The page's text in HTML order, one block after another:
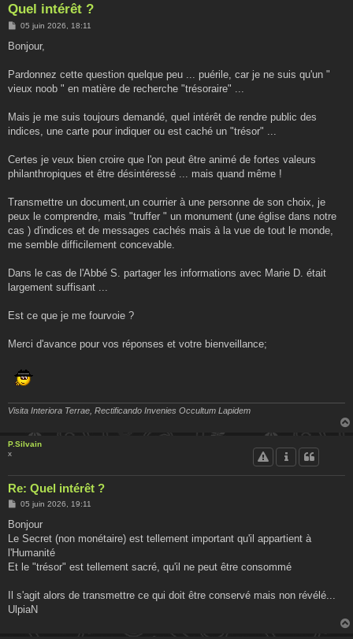
Quel intérêt ?
M
s
g
05 juin 2026, 18:11
Bonjour,
Pardonnez cette question quelque peu ... puérile, car je ne suis qu'un "
vieux noob " en matière de recherche "trésoraire" ...
Mais je me suis toujours demandé, quel intérêt de rendre public des
indices, une carte pour indiquer ou est caché un "trésor" ...
Certes je veux bien croire que l'on peut être animé de fortes valeurs
philanthropiques et être désintéressé ... mais quand même !
Transmettre un document,un courrier à une personne de son choix, je
peux le comprendre, mais "truffer " un monument (une église dans notre
cas ) d'indices et de messages cachés mais à la vue de tout le monde,
me semble difficilement concevable.
Dans le cas de l'Abbé S. partager les informations avec Marie D. était
largement suffisant ...
Est ce que je me fourvoie ?
Merci d'avance pour vos réponses et votre bienveillance;
Visita Interiora Terrae, Rectificando Invenies Occultum Lapidem
P.Silvain
x
Re: Quel intérêt ?
M
s
a
g
05 juin 2026, 19:11
Bonjour
Le Secret (non monétaire) est tellement important qu'il appartient à
l'Humanité
Et le "trésor" est tellement sacré, qu'il ne peut être consommé
Il s'agit alors de transmettre ce qui doit être conservé mais non révélé...
UlpiaN